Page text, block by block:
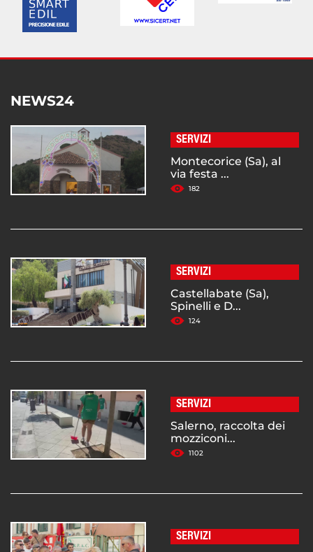
NEWS24
SERVIZI
Montecorice (Sa), al
via festa ...
182
SERVIZI
Castellabate (Sa),
Spinelli e D...
124
SERVIZI
Salerno, raccolta dei
mozziconi...
1102
SERVIZI